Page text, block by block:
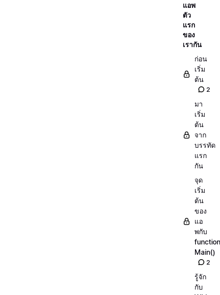
แอพ
ตัว
แรก
ของ
เรากัน
ก่อน
เริ่ม
ต้น
2
มา
เริ่ม
ต้น
จาก
บรรทัด
แรก
กัน
จุด
เริ่ม
ต้น
ของ
แอ
พกับ
function
Main()
2
รู้จัก
กับ